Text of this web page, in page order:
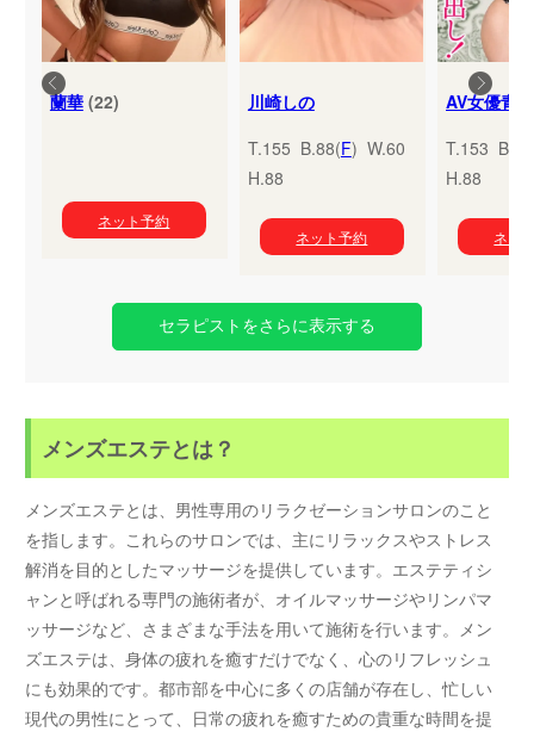
蘭華(22)
ネット予約
川崎しの
T.155 B.88(F) W.60
H.88
ネット予約
T.153
H.88
ネッ
セラピストをさらに表示する
メンズエステとは？
メンズエステとは、男性専用のリラクゼーションサロンのこと
を指します。これらのサロンでは、主にリラックスやストレス
解消を目的としたマッサージを提供しています。エステティシ
ャンと呼ばれる専門の施術者が、オイルマッサージやリンパマ
ッサージなど、さまざまな手法を用いて施術を行います。メン
ズエステは、身体の疲れを癒すだけでなく、心のリフレッシュ
にも効果的です。都市部を中心に多くの店舗が存在し、忙しい
現代の男性にとって、日常の疲れを癒すための貴重な時間を提